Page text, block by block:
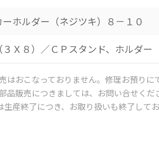
ホルダー（ネジツキ）８－１０
３Ｘ８）／ＣＰスタンド、ホルダー
はおこなっておりません。修理お預りに
品販売につきましては、お問い合せくだ
産終了につき、お取り扱いも終了して